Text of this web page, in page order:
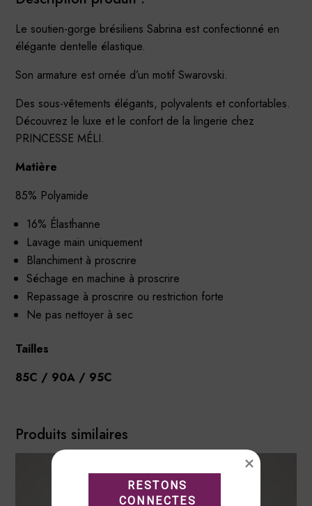
Le soutien-gorge brésiliens Sabrina est confectionné en
élégante dentelle élastique.
Son armature est ornée d’un motif Swarovski.
Des sous-vêtements élégants, polyvalents et confortables.
Découvrez le luxe et le confort de la lingerie chez
PRINCESSE MÉLI.
Matière
85% Polyamide
16% Élasthanne
Lavage main uniquement
Blanchiment à proscrire
Séchage en machine à proscrire
Repassage à proscrire ou restriction forte
Ne pas nettoyer à sec
Tailles
85C / 90A / 95C
Produits similaires
RESTONS
CONNECTES